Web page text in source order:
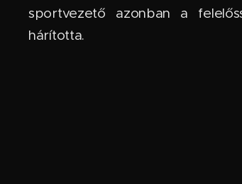
sportvezető azonban a
hárította.